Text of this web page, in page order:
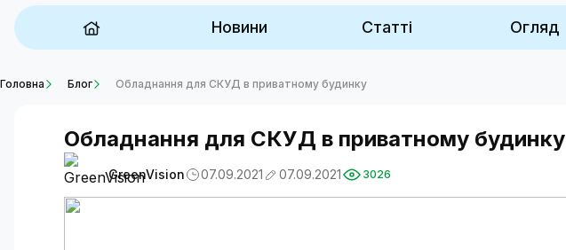
Новини Статті Огляд
Головна Блог Обладнання для СКУД в приватному будинку
Обладнання для СКУД в приватному будинку
GreenVision 07.09.2021 07.09.2021 3026